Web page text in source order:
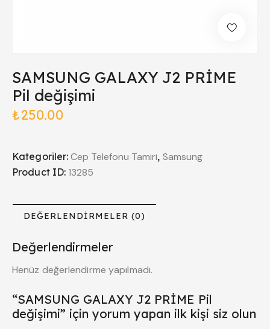
SAMSUNG GALAXY J2 PRİME
Pil değişimi
₺250.00
Kategoriler:Cep Telefonu Tamiri, Samsung
Product ID: 13285
DEĞERLENDIRMELER (0)
Değerlendirmeler
Henüz değerlendirme yapılmadı.
“SAMSUNG GALAXY J2 PRİME Pil
değişimi” için yorum yapan ilk kişi siz olun